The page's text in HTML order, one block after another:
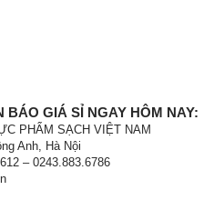
BÁO GIÁ SỈ NGAY HÔM NAY:
PHẨM SẠCH VIỆT NAM
Anh, Hà Nội
– 0243.883.6786